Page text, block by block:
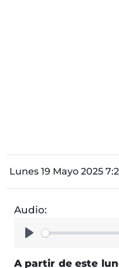
Lunes 19 Mayo 2025
Audio:
A partir de este